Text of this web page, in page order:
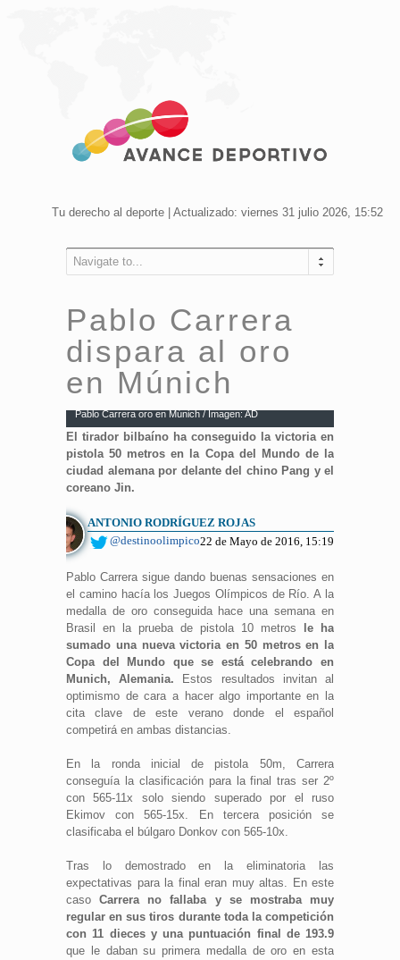
Tu derecho al deporte | Actualizado: viernes 31 julio 2026, 15:52
Navigate to...
Pablo Carrera
dispara al oro
en Múnich
Pablo Carrera oro en Múnich / Imagen: AD
El tirador bilbaíno ha conseguido la victoria en
pistola 50 metros en la Copa del Mundo de la
ciudad alemana por delante del chino Pang y el
coreano Jin.
ANTONIO RODRÍGUEZ ROJAS
@destinoolimpico22 de Mayo de 2016, 15:19
Pablo Carrera sigue dando buenas sensaciones en
el camino hacía los Juegos Olímpicos de Río. A la
medalla de oro conseguida hace una semana en
Brasil en la prueba de pistola 10 metros
le ha
sumado una nueva victoria en 50 metros en la
Copa del Mundo que se está celebrando en
Munich, Alemania. Estos resultados invitan al
optimismo de cara a hacer algo importante en la
cita clave de este verano donde el español
competirá en ambas distancias.
En la ronda inicial de pistola 50m, Carrera
conseguía la clasificación para la final tras ser 2º
con 565-11x solo siendo superado por el ruso
Ekimov con 565-15x. En tercera posición se
clasificaba el búlgaro Donkov con 565-10x.
Tras lo demostrado en la eliminatoria las
expectativas para la final eran muy altas. En este
casoCarrera no fallaba y se mostraba muy
regular en sus tiros durante toda la competición
con 11 dieces y una puntuación final de 193.9
que le daban su primera medalla de oro en esta